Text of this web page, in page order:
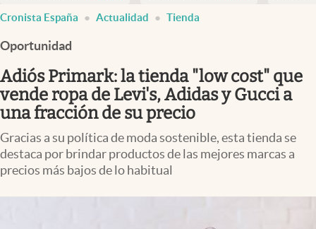
España
Cronista España Actualidad Tienda
Oportunidad
Adiós Primark: la tienda "low cost" que
vende ropa de Levi's, Adidas y Gucci a
una fracción de su precio
Gracias a su política de moda sostenible, esta tienda se
destaca por brindar productos de las mejores marcas a
precios más bajos de lo habitual